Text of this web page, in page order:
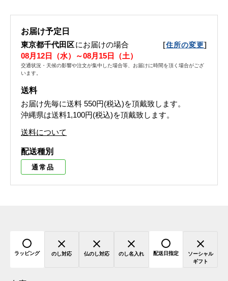
お届け予定日
東京都千代田区にお届けの場合 [住所の変更]
08月12日（水）～08月15日（土）
交通状況・天候の影響や注文が集中した場合等、お届けに時間を頂く場合がござ
います。
送料
お届け先毎に送料 550円(税込)を頂戴致します。
沖縄県は送料1,100円(税込)を頂戴致します。
送料について
配送種別
通常品
ラッピング のし対応 仏のし対応 のし名入れ 配送日指定
ソーシャル
ギフト